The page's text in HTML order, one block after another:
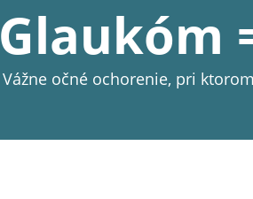
Glaukóm
Vážne očné ochorenie, pri